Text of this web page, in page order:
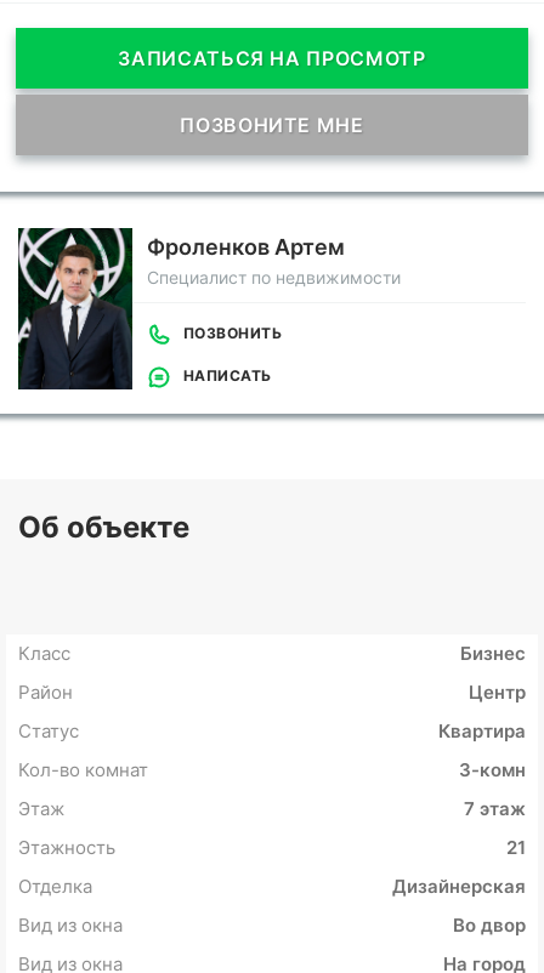
ЗАПИСАТЬСЯ НА ПРОСМОТР
ПОЗВОНИТЕ МНЕ
Фроленков Артем
Специалист по недвижимости
ПОЗВОНИТЬ
НАПИСАТЬ
Об объекте
Класс
Бизнес
Район
Центр
Статус
Квартира
Кол-во комнат
3-комн
Этаж
7 этаж
Этажность
21
Отделка
Дизайнерская
Вид из окна
Во двор
Вид из окна
На город